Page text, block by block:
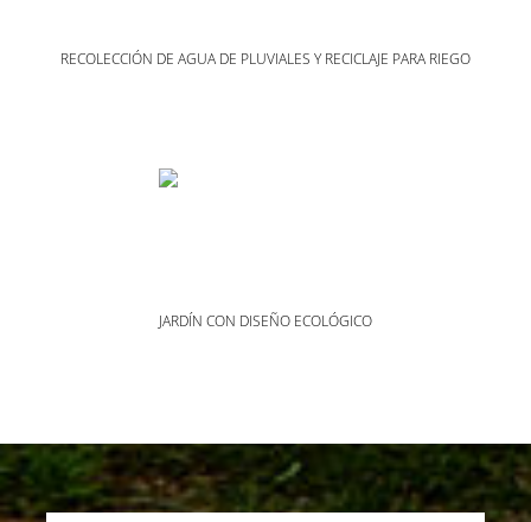
RECOLECCIÓN DE AGUA DE PLUVIALES Y RECICLAJE PARA RIEGO
JARDÍN CON DISEÑO ECOLÓGICO